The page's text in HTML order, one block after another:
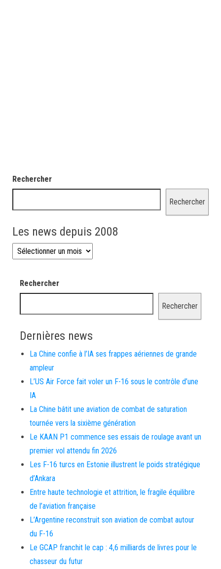
Rechercher
Rechercher
Les news depuis 2008
Les news depuis 2008
Rechercher
Rechercher
Dernières news
La Chine confie à l’IA ses frappes aériennes de grande
ampleur
L’US Air Force fait voler un F-16 sous le contrôle d’une
IA
La Chine bâtit une aviation de combat de saturation
tournée vers la sixième génération
Le KAAN P1 commence ses essais de roulage avant un
premier vol attendu fin 2026
Les F-16 turcs en Estonie illustrent le poids stratégique
d’Ankara
Entre haute technologie et attrition, le fragile équilibre
de l’aviation française
L’Argentine reconstruit son aviation de combat autour
du F-16
Le GCAP franchit le cap : 4,6 milliards de livres pour le
chasseur du futur